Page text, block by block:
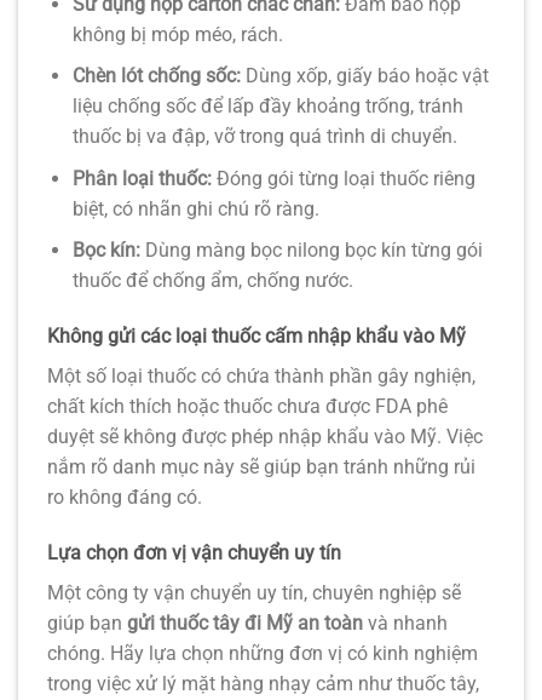
không bị móp méo, rách.
Chèn lót chống sốc:Dùng xốp, giấy báo hoặc vật
liệu chống sốc để lấp đầy khoảng trống, tránh
thuốc bị va đập, vỡ trong quá trình di chuyển.
Phân loại thuốc:Đóng gói từng loại thuốc riêng
biệt, có nhãn ghi chú rõ ràng.
Bọc kín:Dùng màng bọc nilong bọc kín từng gói
thuốc để chống ẩm, chống nước.
Không gửi các loại thuốc cấm nhập khẩu vào Mỹ
Một số loại thuốc có chứa thành phần gây nghiện,
chất kích thích hoặc thuốc chưa được FDA phê
duyệt sẽ không được phép nhập khẩu vào Mỹ. Việc
nắm rõ danh mục này sẽ giúp bạn tránh những rủi
ro không đáng có.
Lựa chọn đơn vị vận chuyển uy tín
Một công ty vận chuyển uy tín, chuyên nghiệp sẽ
giúp bạn gửi thuốc tây đi Mỹ an toàn và nhanh
chóng. Hãy lựa chọn những đơn vị có kinh nghiệm
trong việc xử lý mặt hàng nhạy cảm như thuốc tây,